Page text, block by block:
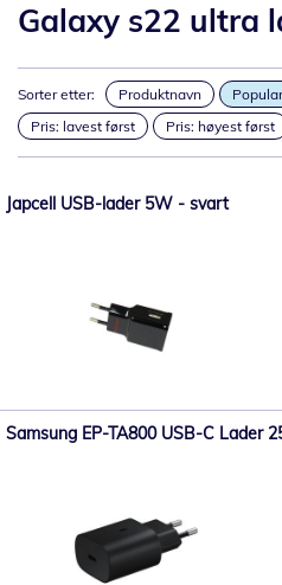
Galaxy s22 ultra
Sorter etter: Produktnavn
Pris: lavest først
Pris: høyest først
Japcell USB-lader 5W - svart
Samsung EP-TA800 USB-C Lader